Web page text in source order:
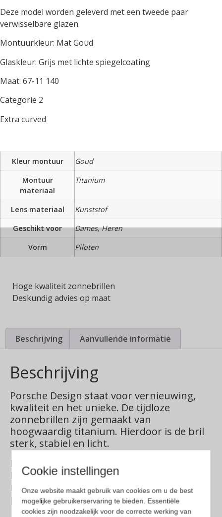
Deze model worden geleverd met een tweede paar
verwisselbare glazen.
Montuurkleur: Mat Goud
Glaskleur: Grijs met lichte spiegelcoating
Maat: 67-11 140
Categorie 2
Extra curved
Kleur montuur
Goud
Montuur
materiaal
Titanium
Lens materiaal
Kunststof
Geschikt voor
Dames, Heren
Vorm
Piloten
Hoge kwaliteit zonnebrillen
Deskundig advies op maat
Beschrijving Aanvullende informatie
Beschrijving
Porsche Design staat voor vernieuwing,
kwaliteit en het unieke. De tijdloze
zonnebrillen zijn gemaakt van
hoogwaardig titanium. Hierdoor is de bril
sterk, stabiel en licht.
Porsche Design is een onderdeel van
Rodenstock, welke al 140 jaar bekend is
met brillenglazen en monturen voor de
perfecte zicht.
Cookie instellingen
Onze website maakt gebruik van cookies om u de best
mogelijke gebruikerservaring te bieden. Essentiële
cookies zijn noodzakelijk voor de correcte werking van